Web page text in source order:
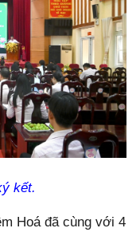
kết.
Hoá đã cùng với 4